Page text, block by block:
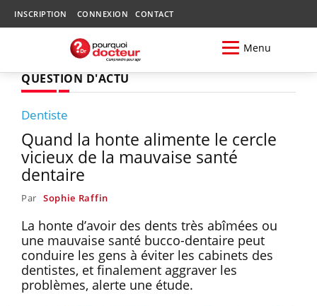
INSCRIPTION CONNEXION CONTACT
Menu
QUESTION D'ACTU
Dentiste
Quand la honte alimente le cercle
vicieux de la mauvaise santé
dentaire
Par Sophie Raffin
La honte d’avoir des dents très abîmées ou
une mauvaise santé bucco-dentaire peut
conduire les gens à éviter les cabinets des
dentistes, et finalement aggraver les
problèmes, alerte une étude.